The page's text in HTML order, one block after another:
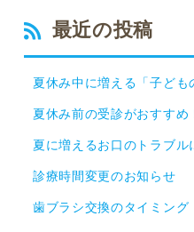
最近の投稿
夏休み中に増える「子ども
夏休み前の受診がおすすめ
夏に増えるお口のトラブル
診療時間変更のお知らせ
歯ブラシ交換のタイミング